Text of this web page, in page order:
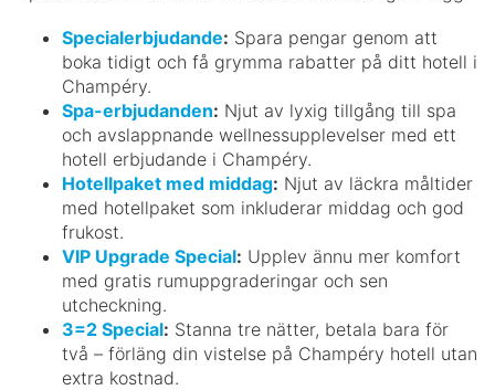
Specialerbjudande: Spara pengar genom att
boka tidigt och få grymma rabatter på ditt hotell i
Champéry.
Spa-erbjudanden: Njut av lyxig tillgång till spa
och avslappnande wellnessupplevelser med ett
hotell erbjudande i Champéry.
Hotellpaket med middag: Njut av läckra måltider
med hotellpaket som inkluderar middag och god
frukost.
VIP Upgrade Special: Upplev ännu mer komfort
med gratis rumuppgraderingar och sen
utcheckning.
3=2 Special: Stanna tre nätter, betala bara för
två – förläng din vistelse på Champéry hotell utan
extra kostnad.